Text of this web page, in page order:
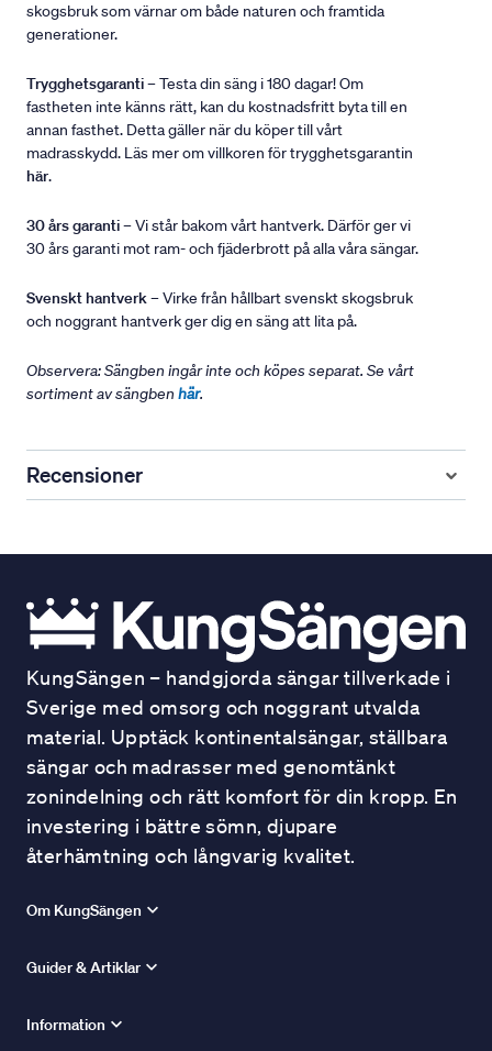
skogsbruk som värnar om både naturen och framtida
generationer.
Trygghetsgaranti– Testa din säng i 180 dagar! Om
fastheten inte känns rätt, kan du kostnadsfritt byta till en
annan fasthet. Detta gäller när du köper till vårt
madrasskydd. Läs mer om villkoren för trygghetsgarantin
här.
30 års garanti– Vi står bakom vårt hantverk. Därför ger vi
30 års garanti mot ram- och fjäderbrott på alla våra sängar.
Svenskt hantverk– Virke från hållbart svenskt skogsbruk
och noggrant hantverk ger dig en säng att lita på.
Observera: Sängben ingår inte och köpes separat. Se vårt
sortiment av sängben här.
Recensioner
KungSängen – handgjorda sängar tillverkade i
Sverige med omsorg och noggrant utvalda
material. Upptäck kontinentalsängar, ställbara
sängar och madrasser med genomtänkt
zonindelning och rätt komfort för din kropp. En
investering i bättre sömn, djupare
återhämtning och långvarig kvalitet.
Om KungSängen
Guider & Artiklar
Information